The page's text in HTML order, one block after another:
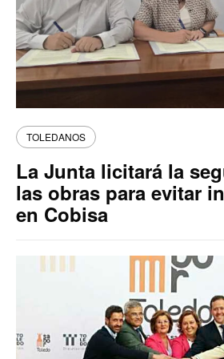
TOLEDANOS
La Junta licitará la
las obras para evitar
en Cobisa